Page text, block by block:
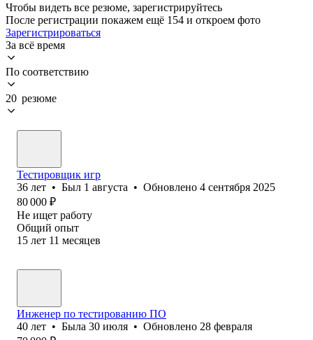
Чтобы видеть все резюме, зарегистрируйтесь
После регистрации покажем ещё 154 и откроем фото
Зарегистрироваться
За всё время
По соответствию
20 резюме
Тестировщик игр
36 лет • Был 1 августа • Обновлено 4 сентября 2025
80 000 ₽
Не ищет работу
Общий опыт
15 лет 11 месяцев
Инженер по тестированию ПО
40 лет • Была 30 июля • Обновлено 28 февраля